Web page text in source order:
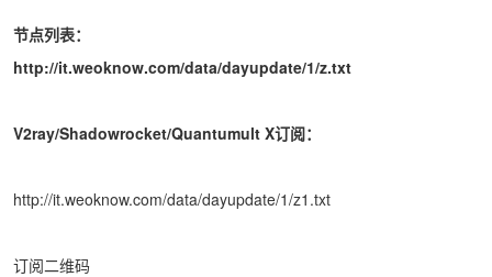
节点列表：
http://it.weoknow.com/data/dayupdate/1/z.txt
V2ray/Shadowrocket/Quantumult X订阅：
http://it.weoknow.com/data/dayupdate/1/z1.txt
订阅二维码